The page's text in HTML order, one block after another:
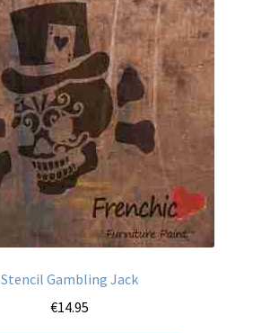
Stencil Gambling Jack
€14.95